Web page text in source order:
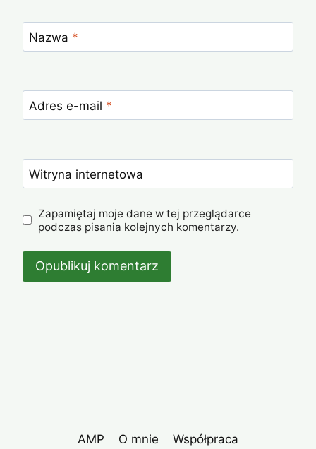
Nazwa *
Adres e-mail *
Witryna internetowa
Zapamiętaj moje dane w tej przeglądarce
podczas pisania kolejnych komentarzy.
AMP O mnie Współpraca